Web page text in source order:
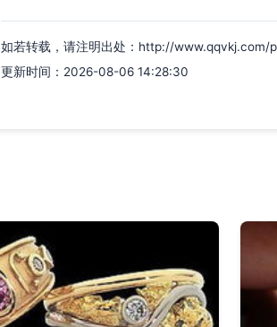
如若转载，请注明出处：http://www.qqvkj.com/
更新时间：2026-08-06 14:28:30